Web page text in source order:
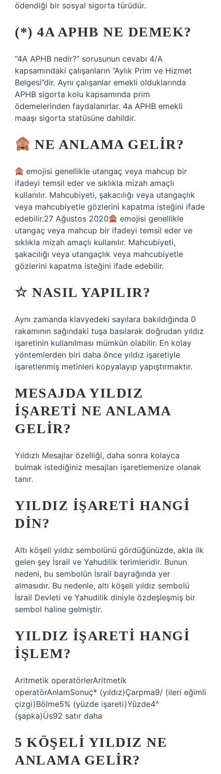
ödendiği bir sosyal sigorta türüdür.
(*) 4A APHB NE DEMEK?
“4A APHB nedir?” sorusunun cevabı 4/A
kapsamındaki çalışanların “Aylık Prim ve Hizmet
Belgesi”dir. Aynı çalışanlar emekli olduklarında
APHB sigorta kolu kapsamında prim
ödemelerinden faydalanırlar. 4a APHB emekli
maaşı sigorta statüsüne dahildir.
NE ANLAMA GELIR?
emojisi genellikle utangaç veya mahcup bir
ifadeyi temsil eder ve sıklıkla mizah amaçlı
kullanılır. Mahcubiyeti, şakacılığı veya utangaçlık
veya mahcubiyetle gözlerini kapatma isteğini ifade
edebilir.27 Ağustos 2020
emojisi genellikle
utangaç veya mahcup bir ifadeyi temsil eder ve
sıklıkla mizah amaçlı kullanılır. Mahcubiyeti,
şakacılığı veya utangaçlık veya mahcubiyetle
gözlerini kapatma isteğini ifade edebilir.
☆ NASIL YAPILIR?
Aynı zamanda klavyedeki sayılara bakıldığında 0
rakamının sağındaki tuşa basılarak doğrudan yıldız
işaretinin kullanılması mümkün olabilir. En kolay
yöntemlerden biri daha önce yıldız işaretiyle
işaretlenmiş metinleri kopyalayıp yapıştırmaktır.
MESAJDA YILDIZ
IŞARETI NE ANLAMA
GELIR?
Yıldızlı Mesajlar özelliği, daha sonra kolayca
bulmak istediğiniz mesajları işaretlemenize olanak
tanır.
YILDIZ IŞARETI HANGI
DIN?
Altı köşeli yıldız sembolünü gördüğünüzde, akla ilk
gelen şey İsrail ve Yahudilik terimleridir. Bunun
nedeni, bu sembolün İsrail bayrağında yer
almasıdır. Bu nedenle, altı köşeli yıldız sembolü
İsrail Devleti ve Yahudilik diniyle özdeşleşmiş bir
sembol haline gelmiştir.
YILDIZ IŞARETI HANGI
IŞLEM?
Aritmetik operatörlerAritmetik
operatörAnlamSonuç* (yıldız)Çarpma9/ (ileri eğimli
çizgi)Bölme5% (yüzde işareti)Yüzde4^
(şapka)Üs92 satır daha
5 KÖŞELI YILDIZ NE
ANLAMA GELIR?